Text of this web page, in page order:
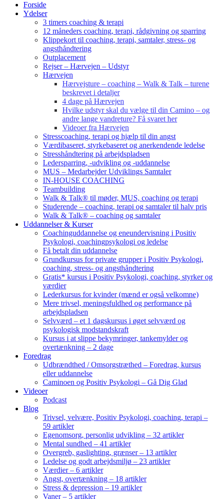
Forside
Ydelser
3 timers coaching & terapi
12 måneders coaching, terapi, rådgivning og sparring
Klippekort til coaching, terapi, samtaler, stress- og
angsthåndtering
Outplacement
Rejser – Hærvejen – Udstyr
Hærvejen
Hærvejsture – coaching – Walk & Talk – turene
beskrevet i detaljer
4 dage på Hærvejen
Hvilke udstyr skal du vælge til din Camino – og
andre lange vandreture? Få svaret her
Videoer fra Hærvejen
Stresscoaching, terapi og hjælp til din angst
Værdibaseret, styrkebaseret og anerkendende ledelse
Stresshåndtering på arbejdspladsen
Ledersparring, -udvikling og -uddannelse
MUS – Medarbejder Udviklings Samtaler
IN-HOUSE COACHING
Teambuilding
Walk & Talk® til møder, MUS, coaching og terapi
Studerende – coaching, terapi og samtaler til halv pris
Walk & Talk® – coaching og samtaler
Uddannelser & Kurser
Coachinguddannelse og eneundervisning i Positiv
Psykologi, coachingpsykologi og ledelse
Få betalt din uddannelse
Grundkursus for private grupper i Positiv Psykologi,
coaching, stress- og angsthåndtering
Gratis* kursus i Positiv Psykologi, coaching, styrker og
værdier
Lederkursus for kvinder (mænd er også velkomne)
Mere trivsel, meningsfuldhed og performance på
arbejdspladsen
Selvværd – et 1 dagskursus i øget selvværd og
psykologisk modstandskraft
Kursus i at slippe bekymringer, tankemylder og
overtænkning – 2 dage
Foredrag
Udbrændthed / Omsorgstræthed – Foredrag, kursus
eller uddannelse
Caminoen og Positiv Psykologi – Gå Dig Glad
Videoer
Podcast
Blog
Trivsel, velvære, Positiv Psykologi, coaching, terapi –
59 artikler
Egenomsorg, personlig udvikling – 32 artikler
Mental sundhed – 41 artikler
Overgreb, gaslighting, grænser – 13 artikler
Ledelse og godt arbejdsmiljø – 23 artikler
Værdier – 6 artikler
Angst, overtænkning – 18 artikler
Stress & depression – 19 artikler
Vaner – 5 artikler